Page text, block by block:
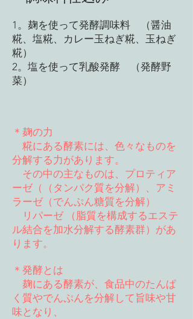
1。麹を使って発酵調味料 （醤油
糀、塩糀、カレー玉ねぎ糀、玉ねぎ
糀）
2。塩を使って乳酸発酵 （発酵野
菜）
＊麹の力
糀にある酵素には、色々なものを
分解する力があります。
その中の主なものは、プロティア
ーゼ（（タンパク質を分解）、アミ
ラーゼ（でんぷん糖質を分解）
リパーゼ （脂質を構成するエステ
ル結合を加水分解する酵素群）があ
ります。
＊発酵とは
麹にある酵素が、食品中のたんぱ
く質やでんぷんを分解して旨味や甘
味となり、